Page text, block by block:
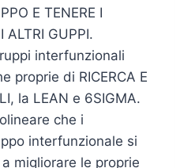
E TENERE I
ALTRI GUPPI.
interfunzionali
proprie di RICERCA E
la LEAN e 6SIGMA.
che i
interfunzionale si
migliorare le proprie